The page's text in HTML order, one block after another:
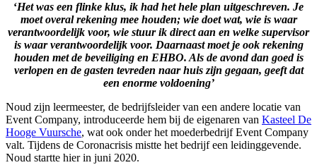
‘Het was een flinke klus, ik had het hele plan uitgeschreven. Je
moet overal rekening mee houden; wie doet wat, wie is waar
verantwoordelijk voor, wie stuur ik direct aan en welke supervisor
is waar verantwoordelijk voor. Daarnaast moet je ook rekening
houden met de beveiliging en EHBO. Als de avond dan goed is
verlopen en de gasten tevreden naar huis zijn gegaan, geeft dat
een enorme voldoening’
Noud zijn leermeester, de bedrijfsleider van een andere locatie van
Event Company, introduceerde hem bij de eigenaren van Kasteel De
Hooge Vuursche, wat ook onder het moederbedrijf Event Company
valt. Tijdens de Coronacrisis mistte het bedrijf een leidinggevende.
Noud startte hier in juni 2020.